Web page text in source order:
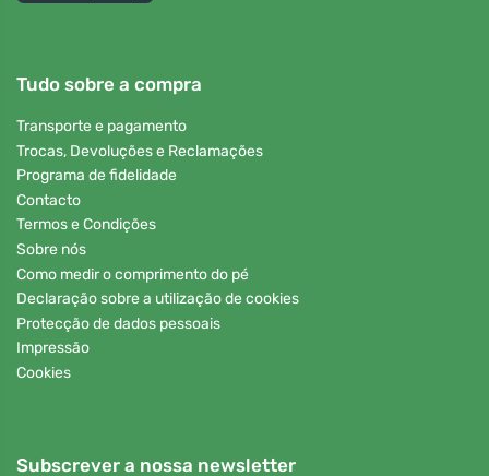
Tudo sobre a compra
Transporte e pagamento
Trocas, Devoluções e Reclamações
Programa de fidelidade
Contacto
Termos e Condições
Sobre nós
Como medir o comprimento do pé
Declaração sobre a utilização de cookies
Protecção de dados pessoais
Impressão
Cookies
Subscrever a nossa newsletter